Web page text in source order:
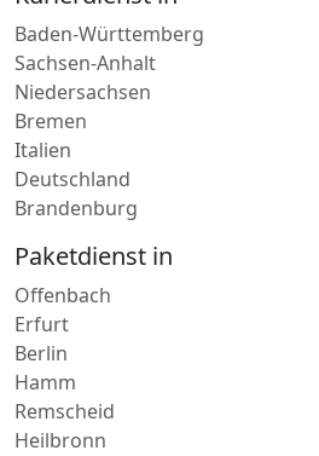
Niedersachsen
Bremen
Italien
Deutschland
Brandenburg
Paketdienst in
Erfurt
Berlin
Hamm
Remscheid
Heilbronn
Wolfsburg